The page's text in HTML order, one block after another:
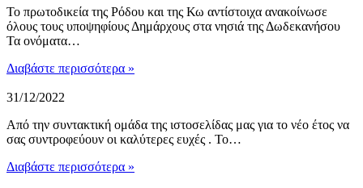
Το πρωτοδικεία της Ρόδου και της Κω αντίστοιχα ανακοίνωσε
όλους τους υποψηφίους Δημάρχους στα νησιά της Δωδεκανήσου
Τα ονόματα…
Διαβάστε περισσότερα »
31/12/2022
Από την συντακτική ομάδα της ιστοσελίδας μας για το νέο έτος να
σας συντροφεύουν οι καλύτερες ευχές . Το…
Διαβάστε περισσότερα »